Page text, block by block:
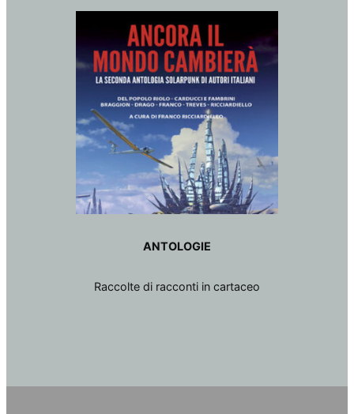
ANTOLOGIE
Raccolte di racconti in cartaceo